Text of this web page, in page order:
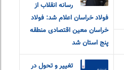
رسانه انقلاب از
فولاد خراسان اعلام شد: فولاد
خراسان معین اقتصادی منطقه
پنج استان شد
تغییر و تحول در